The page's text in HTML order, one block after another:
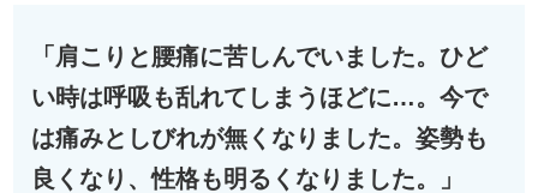
「肩こりと腰痛に苦しんでいました。ひど
い時は呼吸も乱れてしまうほどに…。今で
は痛みとしびれが無くなりました。姿勢も
良くなり、性格も明るくなりました。」